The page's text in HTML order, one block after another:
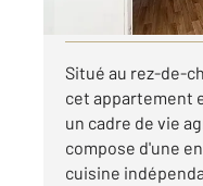
Visiter le site dédié
Situé au rez-de-
cet appartement
un cadre de vie
compose d'une
cuisine